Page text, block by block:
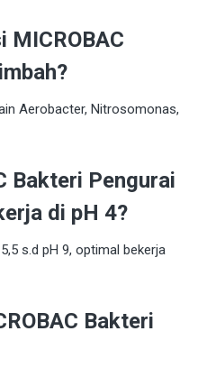
MICROBAC
Aerobacter, Nitrosomonas,
Bakteri Pengurai
di pH 4?
s.d pH 9, optimal bekerja
Bakteri